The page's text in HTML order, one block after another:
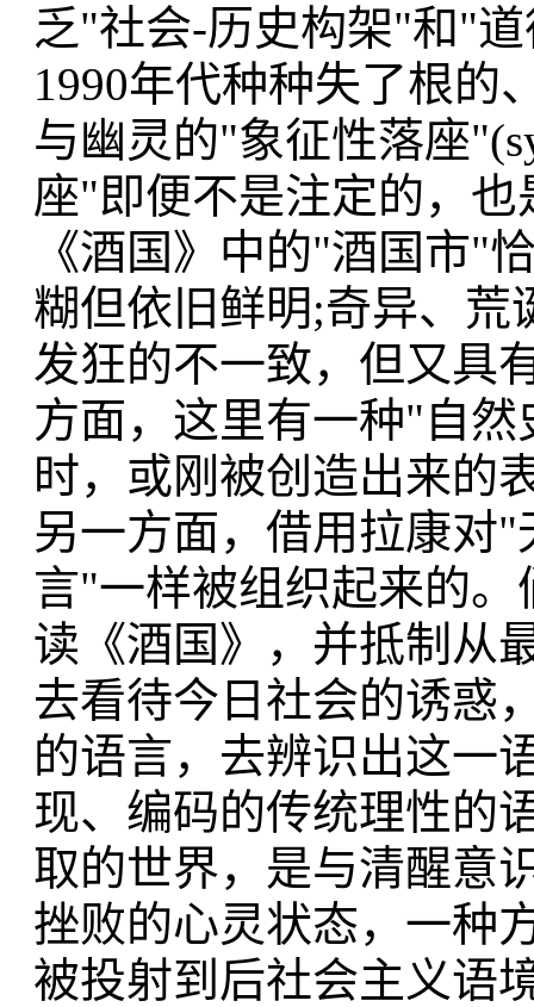
乏"社会-历史构架"和"
1990年代种种失了根的
与幽灵的"象征性落座
座"即便不是注定的，
《酒国》中的"酒国市"
糊但依旧鲜明;奇异、荒
发狂的不一致，但又具
方面，这里有一种"自
时，或刚被创造出来的
另一方面，借用拉康对
言"一样被组织起来的
读《酒国》，并抵制从
去看待今日社会的诱惑
的语言，去辨识出这一
现、编码的传统理性的
取的世界，是与清醒意
挫败的心灵状态，一种
被投射到后社会主义语